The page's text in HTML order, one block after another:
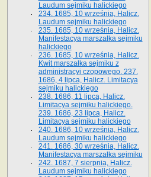
Laudum sejmiku halickiego
234. 1685, 10 września, Halicz.
Laudum sejmiku halickiego
235. 1685, 10 września, Halicz.
Manifestacya marszałka sejmiku
halickiego
236. 1685, 10 września, Halicz.
Kwit marszałka sejmiku z
administracyi czopowego. 237.
1686, 4 lipca, Halicz. Limitacya
sejmiku halickiego
238. 1686, 11 lipca, Halicz.
Limitacya sejmiku halickiego.
239. 1686, 23 lipca, Halicz.
Limitacya sejmiku halickiego
240. 1686, 10 września, Halicz.
Laudum sejmiku halickiego
241. 1686, 30 września, Halicz.
Manifestacya marszałka sejmiku
242. 1687, 7 sierpnia, Halicz.
Laudum sejmiku halickiego